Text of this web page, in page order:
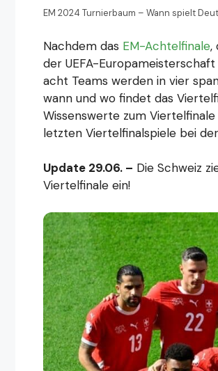
EM 2024 Turnierbaum – Wann spielt
Nachdem das EM-Achtelfinale,
der UEFA-
acht Teams werden in vier
wann und wo findet das
Wissenswerte zum
letzten Viertelfinalspiele bei der
Update 29.06. – Die Schweiz
Viertelfinale ein!